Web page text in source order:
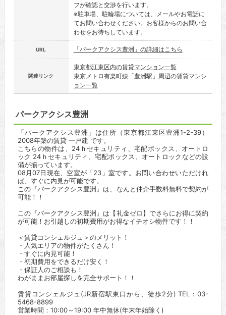
フが確認と交渉を行います。
※駐車場、駐輪場については、メールやお電話に
てお問い合わせください。お客様からのお問い合
わせをお待ちしています。
URL 「パークアクシス豊洲」の詳細はこちら
関連リンク
東京都江東区内の賃貸マンション一覧
東京メトロ有楽町線「豊洲駅」周辺の賃貸マンシ
ョン一覧
パークアクシス豊洲
「パークアクシス豊洲」は住所（東京都江東区豊洲1-2-39）
2008年築の賃貸 一戸建 です。
こちらの物件は、24ｈセキュリティ、宅配ボックス、オートロ
ック 24ｈセキュリティ、宅配ボックス、オートロックなどの設
備が揃っています。
08月07日現在、空室が「23」室です。お問い合わせいただけれ
ば、すぐに内見が可能です。
この『パークアクシス豊洲』は、なんと仲介手数料無料で契約が
可能！！
この『パークアクシス豊洲』は【礼金ゼロ】でさらにお得に契約
が可能！お引越しの初期費用がお得なイチオシ物件です！！
＜賃貸コンシェルジュ＞のメリット！
・人気エリアの物件がたくさん！
・すぐに内見可能！
・初期費用をできるだけ安く！
・保証人のご相談も！
わがままお部屋探しを完全サポート！！
賃貸コンシェルジュ(JR新宿駅東口から、徒歩2分) TEL：03-
5468-8899
営業時間：10:00～19:00 年中無休(年末年始除く)